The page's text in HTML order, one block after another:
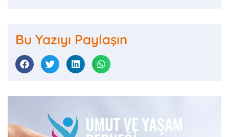
Bu Yazıyı Paylaşın